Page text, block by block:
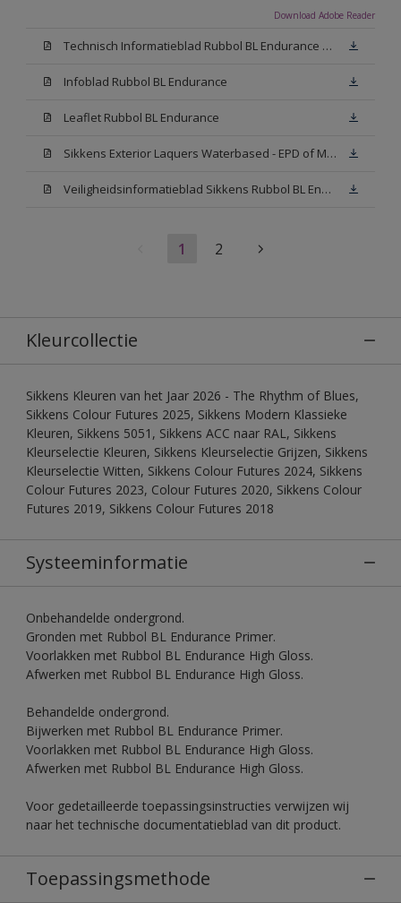
Download Adobe Reader
Technisch Informatieblad Rubbol BL Endurance HG (PDF)
Infoblad Rubbol BL Endurance
Leaflet Rubbol BL Endurance
Sikkens Exterior Laquers Waterbased - EPD of Milieuproductverklaring
Veiligheidsinformatieblad Sikkens Rubbol BL Endurance High Gloss N00 (MSDS)
1 2
Kleurcollectie
Sikkens Kleuren van het Jaar 2026 - The Rhythm of Blues,
Sikkens Colour Futures 2025, Sikkens Modern Klassieke
Kleuren, Sikkens 5051, Sikkens ACC naar RAL, Sikkens
Kleurselectie Kleuren, Sikkens Kleurselectie Grijzen, Sikkens
Kleurselectie Witten, Sikkens Colour Futures 2024, Sikkens
Colour Futures 2023, Colour Futures 2020, Sikkens Colour
Futures 2019, Sikkens Colour Futures 2018
Systeeminformatie
Onbehandelde ondergrond.
Gronden met Rubbol BL Endurance Primer.
Voorlakken met Rubbol BL Endurance High Gloss.
Afwerken met Rubbol BL Endurance High Gloss.
Behandelde ondergrond.
Bijwerken met Rubbol BL Endurance Primer.
Voorlakken met Rubbol BL Endurance High Gloss.
Afwerken met Rubbol BL Endurance High Gloss.
Voor gedetailleerde toepassingsinstructies verwijzen wij
naar het technische documentatieblad van dit product.
Toepassingsmethode